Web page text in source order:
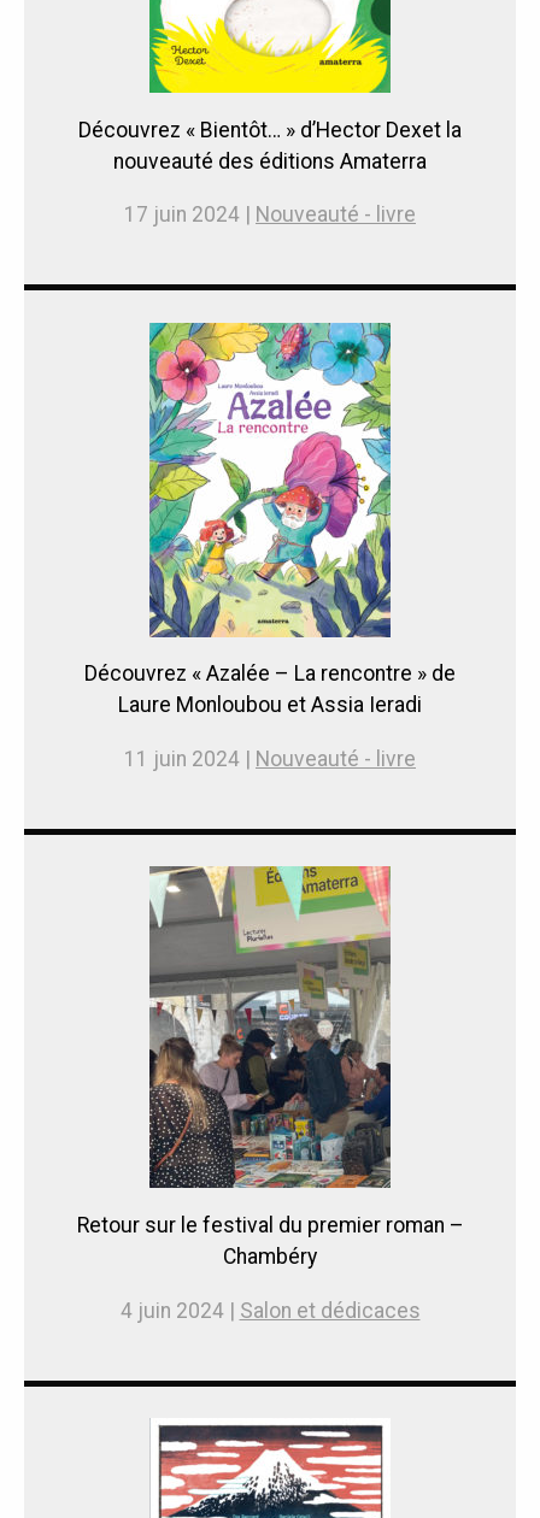
Découvrez « Bientôt… » d’Hector Dexet la
nouveauté des éditions Amaterra
17 juin 2024 | Nouveauté - livre
Découvrez « Azalée – La rencontre » de
Laure Monloubou et Assia Ieradi
11 juin 2024 | Nouveauté - livre
Retour sur le festival du premier roman –
Chambéry
4 juin 2024 | Salon et dédicaces